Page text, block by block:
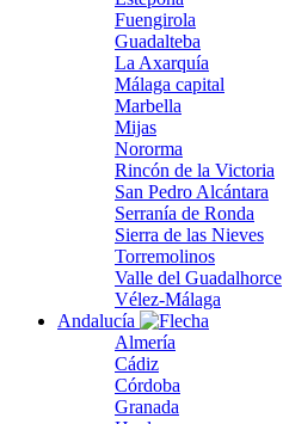
Fuengirola
Guadalteba
La Axarquía
Málaga capital
Marbella
Mijas
Nororma
Rincón de la Victoria
San Pedro Alcántara
Serranía de Ronda
Sierra de las Nieves
Torremolinos
Valle del Guadalhorce
Vélez-Málaga
Andalucía
Almería
Cádiz
Córdoba
Granada